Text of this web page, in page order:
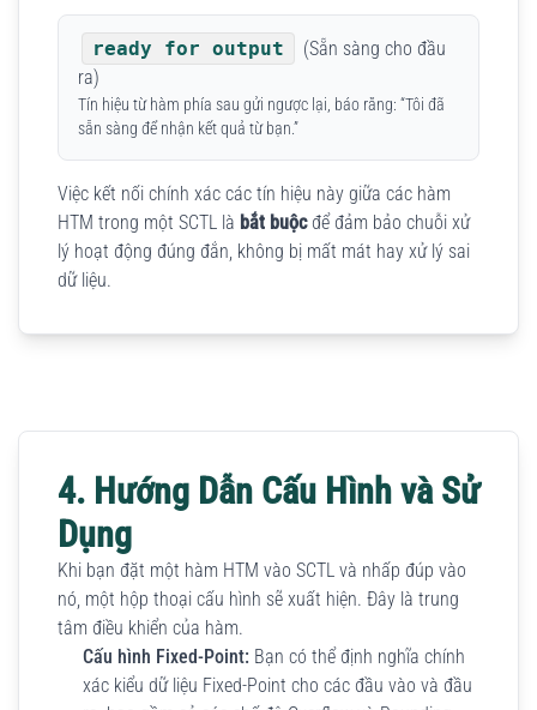
ready for output
(Sẵn sàng cho đầu
ra)
Tín hiệu từ hàm phía sau gửi ngược lại, báo rằng: “Tôi đã
sẵn sàng để nhận kết quả từ bạn.”
Việc kết nối chính xác các tín hiệu này giữa các hàm
HTM trong một SCTL là bắt buộcđể đảm bảo chuỗi xử
lý hoạt động đúng đắn, không bị mất mát hay xử lý sai
dữ liệu.
4. Hướng Dẫn Cấu Hình và Sử
Dụng
Khi bạn đặt một hàm HTM vào SCTL và nhấp đúp vào
nó, một hộp thoại cấu hình sẽ xuất hiện. Đây là trung
tâm điều khiển của hàm.
Cấu hình Fixed-Point: Bạn có thể định nghĩa chính
xác kiểu dữ liệu Fixed-Point cho các đầu vào và đầu